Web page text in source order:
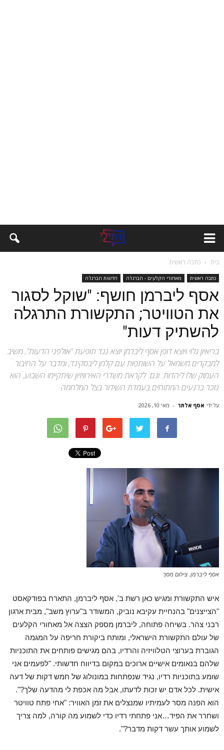
בית כתבה ראשית
כתבה ראשית מאחורי הקלעים - הברנז'ה חדשות הברנז'ה
אסף ליברמן חושף: "שוקל לסגור
את הטוויטר; התקשורת התרגלה
להשתיק דעות"
בריאיון גלוי ויוצא דופן אסף ליברמן יוצא נגד תופעת "אולפני הדעות", משיב
למבקרים משמאל על השותפות עם קלמן ליבסקינד, ומדבר על החיבור
העמוק שלו ליהדות. וגם: לקראת משדרי האירוויזיון שיתקיימו השבוע, הוא
נזכר ברגעים המתוחים בעמדת השידור בצל המלחמה
על ידי אסף אלתר - מאי 10, 2026
אסף ליברמן. צילום מסך
איש התקשורת ומגיש כאן רשת ב', אסף ליברמן, התארח בפודקאסט
"הצייצנים" בהנחיית עקיבא נוביק, המשודר ב"ערוץ משב", מבית ארגון
רבני צהר. בשיחה פתוחה, ליברמן מספק הצצה אל מאחורי הקלעים
של עולם התקשורת הישראלי, ומותח ביקורת חריפה על המגמה
הגוברת בערוצי הטלוויזיה והרדיו, בהם מגישים פותחים את התוכניות
שלהם בנאומים אישיים ארוכים במקום בדיווח חדשותי. "לפעמים אני
שומע בתוכניות רדיו, נגיד שנפתחות במונולוג של חמש דקות של דעה
אישית. לכל אדם יש זכות לדעתו, אבל מה אכפת לי מהדעה שלך?".
הוא הפנה מסר לעמיתיו שמנצלים את זמן האוויר: "אחי פתח טוויטר
ושחרר את הפיד…אני פתחתי רדיו כדי לשמוע מה קורה, למה צריך
לשמוע אותך עשר דקות מדבר?".